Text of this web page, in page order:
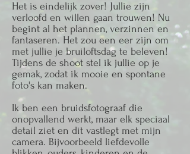
Het is eindelijk zover! Jullie zijn
verloofd en willen gaan trouwen! Nu
begint al het plannen, verzinnen en
fantaseren. Het zou een eer zijn om
met jullie je bruiloftsdag te beleven!
Tijdens de shoot stel ik jullie op je
gemak, zodat ik mooie en spontane
foto's kan maken.
Ik ben een bruidsfotograaf die
onopvallend werkt, maar elk speciaal
detail ziet en dit vastlegt met mijn
camera. Bijvoorbeeld liefdevolle